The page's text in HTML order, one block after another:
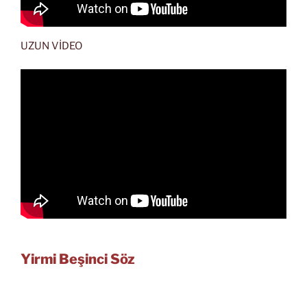
UZUN VİDEO
Yirmi Beşinci Söz